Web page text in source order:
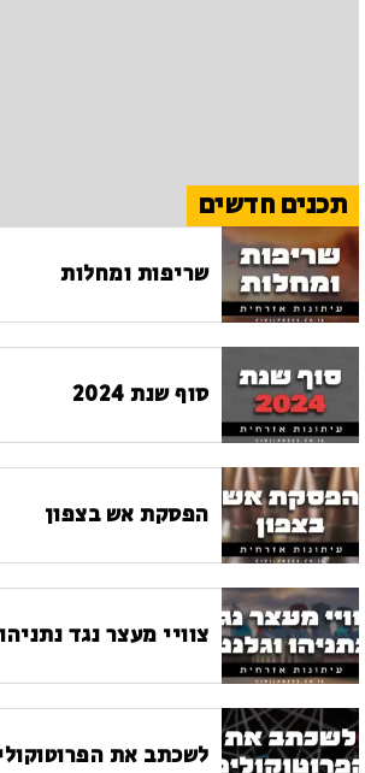
תכנים חדשים
שריפות ומחלות
סוף שנת 2024
הפסקת אש בצפון
צוויי מעצר נגד
לשכתב את